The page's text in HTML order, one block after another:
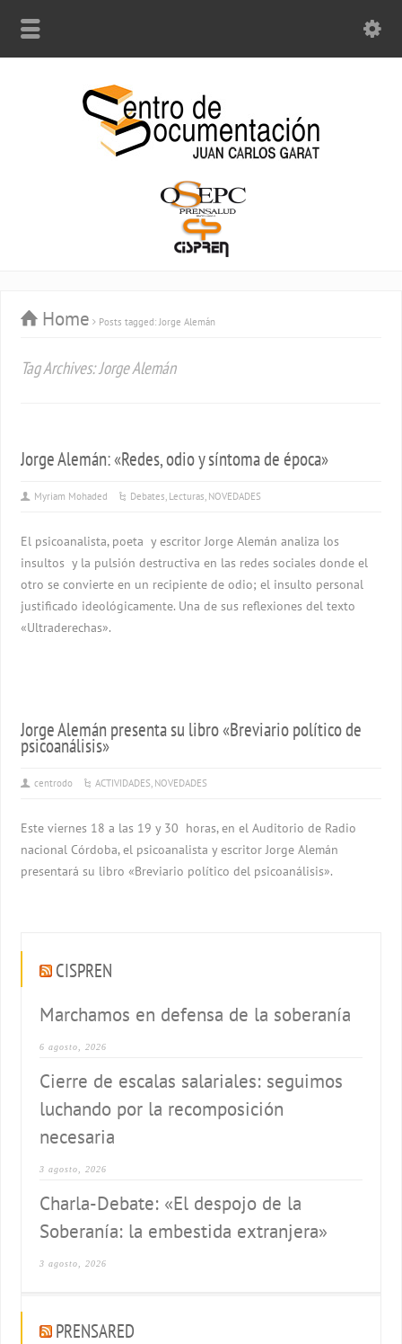
Home Posts tagged: Jorge Alemán
Tag Archives: Jorge Alemán
Jorge Alemán: «Redes, odio y síntoma de época»
Myriam Mohaded Debates, Lecturas, NOVEDADES
El psicoanalista, poeta y escritor Jorge Alemán analiza los
insultos y la pulsión destructiva en las redes sociales donde el
otro se convierte en un recipiente de odio; el insulto personal
justificado ideológicamente. Una de sus reflexiones del texto
«Ultraderechas».
Jorge Alemán presenta su libro «Breviario político de
psicoanálisis»
centrodo ACTIVIDADES, NOVEDADES
Este viernes 18 a las 19 y 30 horas, en el Auditorio de Radio
nacional Córdoba, el psicoanalista y escritor Jorge Alemán
presentará su libro «Breviario político del psicoanálisis».
CISPREN
Marchamos en defensa de la soberanía
6 agosto, 2026
Cierre de escalas salariales: seguimos
luchando por la recomposición
necesaria
3 agosto, 2026
Charla-Debate: «El despojo de la
Soberanía: la embestida extranjera»
3 agosto, 2026
PRENSARED